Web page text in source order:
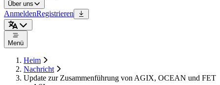
Über uns
AnmeldenRegistrieren
Menü
Heim
Nachricht
Update zur Zusammenführung von AGIX, OCEAN und FET